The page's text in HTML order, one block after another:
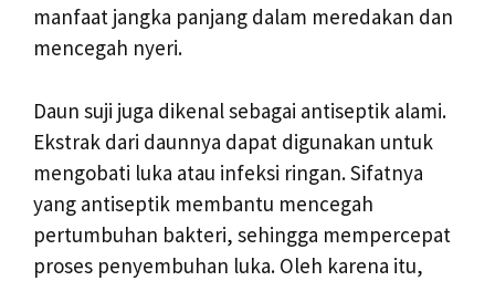
manfaat jangka panjang dalam meredakan dan
mencegah nyeri.
Daun suji juga dikenal sebagai antiseptik alami.
Ekstrak dari daunnya dapat digunakan untuk
mengobati luka atau infeksi ringan. Sifatnya
yang antiseptik membantu mencegah
pertumbuhan bakteri, sehingga mempercepat
proses penyembuhan luka. Oleh karena itu,